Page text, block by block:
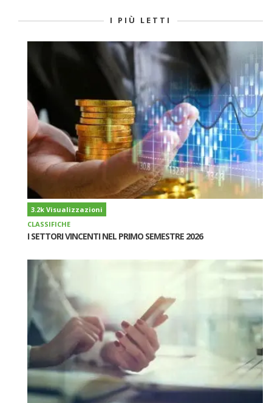
I PIÙ LETTI
3.2k Visualizzazioni
CLASSIFICHE
I SETTORI VINCENTI NEL PRIMO SEMESTRE 2026